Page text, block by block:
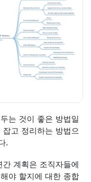
는 것이 좋은 방법일
고 정리하는 방법으
.
계획은 조직자들에
야 할지에 대한 종합